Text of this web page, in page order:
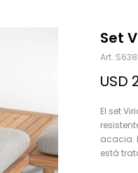
Set
USD
El set
acacia.
está